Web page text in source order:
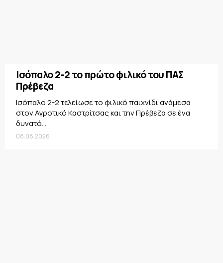
Ισόπαλο 2-2 το πρώτο φιλικό του ΠΑΣ
Πρέβεζα
Ισόπαλο 2-2 τελείωσε το φιλικό παιχνίδι ανάμεσα
στον Αγροτικό Καστρίτσας και την Πρέβεζα σε ένα
δυνατό...
08.08.2026